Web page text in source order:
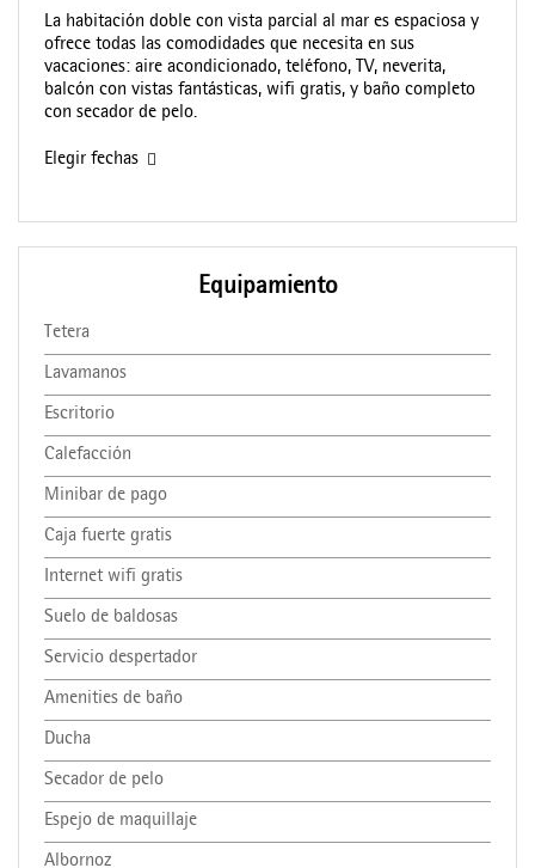
La habitación doble con vista parcial al mar es espaciosa y
ofrece todas las comodidades que necesita en sus
vacaciones: aire acondicionado, teléfono, TV, neverita,
balcón con vistas fantásticas, wifi gratis, y baño completo
con secador de pelo.
Elegir fechas
Equipamiento
Tetera
Lavamanos
Escritorio
Calefacción
Minibar de pago
Caja fuerte gratis
Internet wifi gratis
Suelo de baldosas
Servicio despertador
Amenities de baño
Ducha
Secador de pelo
Espejo de maquillaje
Albornoz